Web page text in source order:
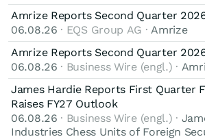
Amrize Reports Second Quarter
06.08.26 · EQS Group AG · Amrize
Amrize Reports Second Quarter
06.08.26 · Business Wire (engl.) ·
James Hardie Reports First Quarter
Raises FY27 Outlook
06.08.26 · Business Wire (engl.) ·
Industries Chess Units of Foreign